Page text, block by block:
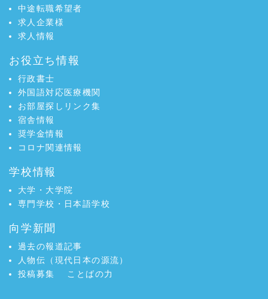
中途転職希望者
求人企業様
求人情報
お役立ち情報
行政書士
外国語対応医療機関
お部屋探しリンク集
宿舎情報
奨学金情報
コロナ関連情報
学校情報
大学・大学院
専門学校・日本語学校
向学新聞
過去の報道記事
人物伝（現代日本の源流）
投稿募集
ことばの力